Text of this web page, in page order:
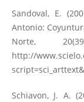
Sandoval, E.
Antonio:
Norte,
http://
Schiavon, J. A.